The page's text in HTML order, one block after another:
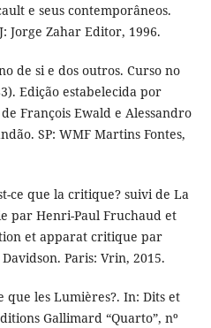
e seus contemporâneos.
Jorge Zahar Editor, 1996.
de si e dos outros. Curso no
Edição estabelecida por
François Ewald e Alessandro
SP: WMF Martins Fontes,
ce que la critique? suivi de La
par Henri-Paul Fruchaud et
et apparat critique par
Paris: Vrin, 2015.
que les Lumières?. In: Dits et
Gallimard “Quarto”, nº